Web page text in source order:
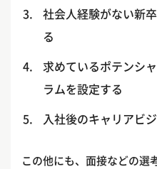
社会人経験がない新
る
求めているポテンシ
ラムを設定する
入社後のキャリアビ
この他にも、面接などの選